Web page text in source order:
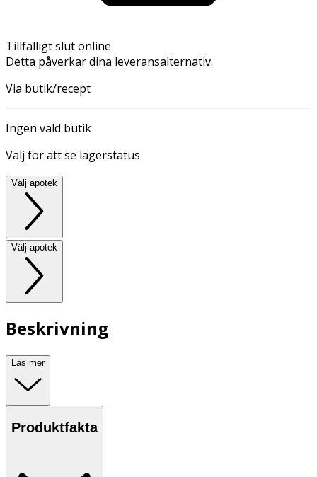
Tillfälligt slut online
Detta påverkar dina leveransalternativ.
Via butik/recept
Ingen vald butik
Välj för att se lagerstatus
Välj apotek
Välj apotek
Beskrivning
Läs mer
Produktfakta